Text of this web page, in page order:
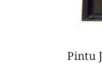
Pintu